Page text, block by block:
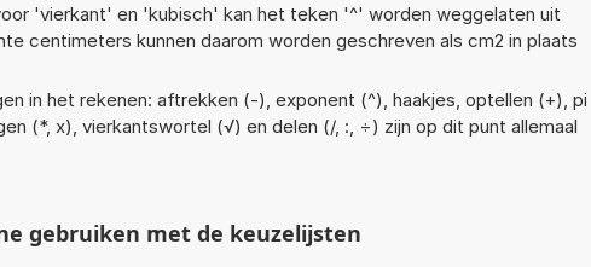
'vierkant' en 'kubisch' kan het teken '^' worden weggelaten uit
centimeters kunnen daarom worden geschreven als cm2 in plaats
in het rekenen: aftrekken (-), exponent (^), haakjes, optellen (+), pi
(*, x), vierkantswortel (√) en delen (/, :, ÷) zijn op dit punt allemaal
gebruiken met de keuzelijsten